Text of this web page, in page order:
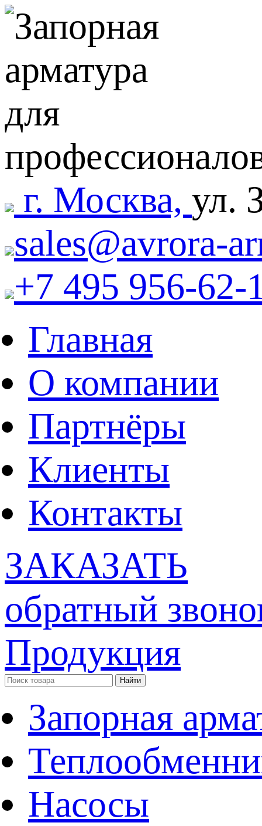
г. Москва, ул.
sales@avrora-
+7 495 956-62-
Главная
О компании
Партнёры
Клиенты
Контакты
ЗАКАЗАТЬ
обратный
Продукция
Запорная
Насосы